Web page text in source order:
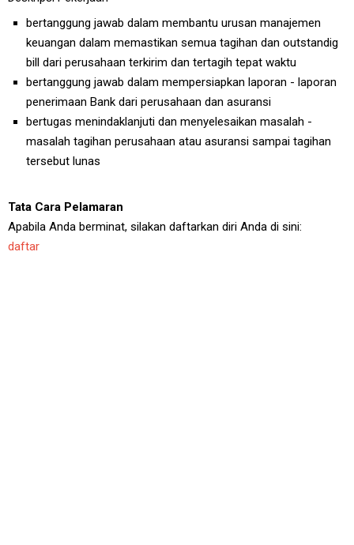
bertanggung jawab dalam membantu urusan manajemen
keuangan dalam memastikan semua tagihan dan outstandig
bill dari perusahaan terkirim dan tertagih tepat waktu
bertanggung jawab dalam mempersiapkan laporan - laporan
penerimaan Bank dari perusahaan dan asuransi
bertugas menindaklanjuti dan menyelesaikan masalah -
masalah tagihan perusahaan atau asuransi sampai tagihan
tersebut lunas
Tata Cara Pelamaran
Apabila Anda berminat, silakan daftarkan diri Anda di sini:
daftar